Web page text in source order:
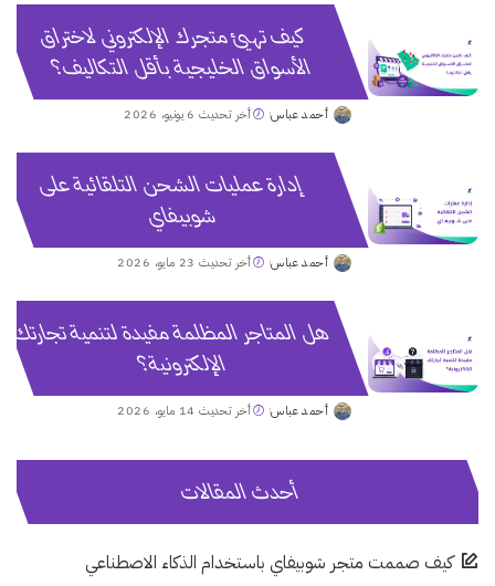
كيف تهيئ متجرك الإلكتروني لاختراق
الأسواق الخليجية بأقل التكاليف؟
Postedأحمد عباس أخر تحديث 6 يونيو، 2026
إدارة عمليات الشحن التلقائية على
شوبيفاي
Postedأحمد عباس أخر تحديث 23 مايو، 2026
هل المتاجر المظلمة مفيدة لتنمية تجارتك
الإلكترونية؟
Postedأحمد عباس أخر تحديث 14 مايو، 2026
أحدث المقالات
كيف صممت متجر شوبيفاي باستخدام الذكاء الاصطناعي